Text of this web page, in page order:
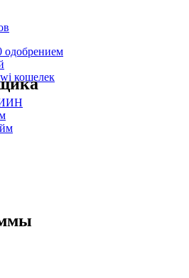
одобрением
кошелек
ИИН